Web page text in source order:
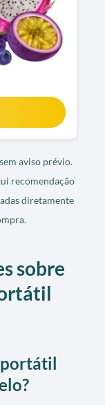
aviso prévio.
recomendação
diretamente
sobre